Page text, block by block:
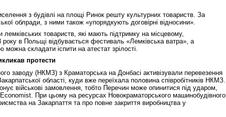
з будівлі на площі Ринок решту культурних товариств. За
облради, з ними також «упорядкують договірні відносини».
товариств, які мають підтримку на місцевому,
року в Польщі відбувається фестиваль «Лемківська ватра», а
складати іспити на атестат зрілості.
протести
заводу (НКМЗ) з Краматорська на Донбасі активізували перевезення
області, куди вже переїхала половина співробітників НКМЗ.
військові замовлення, тобто Перечин може опинитися під ударом,
При цьому на ресурсах Новокраматорського машинобудівного
на Закарпаття та про повне закриття виробництва у